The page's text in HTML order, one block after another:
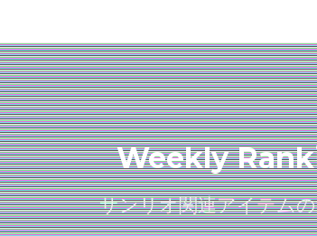
Weekly
サンリオ関連アイテム